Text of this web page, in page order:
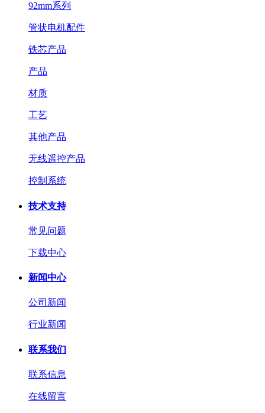
92mm系列
管状电机配件
铁芯产品
产品
材质
工艺
其他产品
无线遥控产品
控制系统
技术支持
常见问题
下载中心
新闻中心
公司新闻
行业新闻
联系我们
联系信息
在线留言